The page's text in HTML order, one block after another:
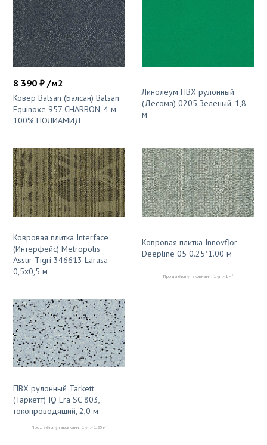
8 390 ₽ /м2
Ковер Balsan (Балсан) Balsan
Equinoxe 957 CHARBON, 4 м
100% ПОЛИАМИД
Линолеум ПВХ рулонный
(Десома) 0205 Зеленый, 1,8
м
Ковровая плитка Interface
(Интерфейс) Metropolis
Assur Tigri 346613 Larasa
0,5x0,5 м
Ковровая плитка Innovflor
Deepline 05 0.25*1.00 м
Продаётся упаковками: 1 уп. - 1 м2
ПВХ рулонный Tarkett
(Таркетт) IQ Era SC 803,
токопроводящий, 2,0 м
Продаётся упаковками: 1 уп. - 1.25 м2